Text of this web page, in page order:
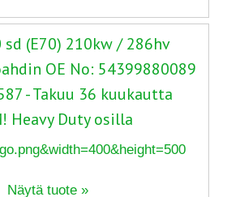
sd (E70) 210kw / 286hv
OE No: 54399880089
- Takuu 36 kuukautta
Heavy Duty osilla
Näytä tuote »